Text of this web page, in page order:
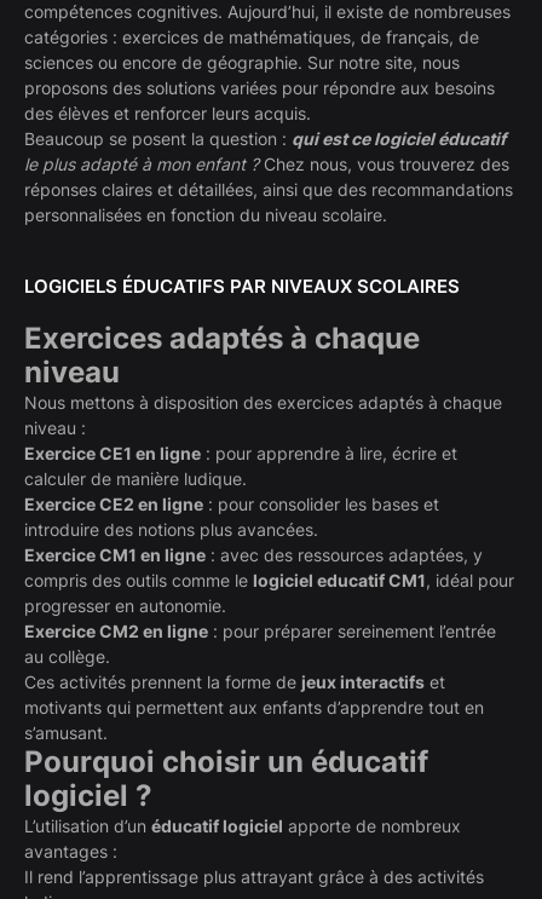
compétences cognitives. Aujourd’hui, il existe de nombreuses
catégories : exercices de mathématiques, de français, de
sciences ou encore de géographie. Sur notre site, nous
proposons des solutions variées pour répondre aux besoins
des élèves et renforcer leurs acquis.
Beaucoup se posent la question : qui est ce logiciel éducatif
le plus adapté à mon enfant ?Chez nous, vous trouverez des
réponses claires et détaillées, ainsi que des recommandations
personnalisées en fonction du niveau scolaire.
LOGICIELS ÉDUCATIFS PAR NIVEAUX SCOLAIRES
Exercices adaptés à chaque
niveau
Nous mettons à disposition des exercices adaptés à chaque
niveau :
Exercice CE1 en ligne : pour apprendre à lire, écrire et
calculer de manière ludique.
Exercice CE2 en ligne : pour consolider les bases et
introduire des notions plus avancées.
Exercice CM1 en ligne : avec des ressources adaptées, y
compris des outils comme le logiciel educatif CM1, idéal pour
progresser en autonomie.
Exercice CM2 en ligne : pour préparer sereinement l’entrée
au collège.
Ces activités prennent la forme de jeux interactifs et
motivants qui permettent aux enfants d’apprendre tout en
s’amusant.
Pourquoi choisir un éducatif
logiciel ?
L’utilisation d’un éducatif logiciel apporte de nombreux
avantages :
Il rend l’apprentissage plus attrayant grâce à des activités